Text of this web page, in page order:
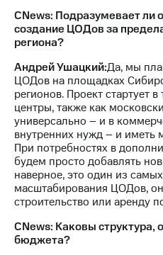
CNews: Подразумевает ли
создание ЦОДов за
региона?
Андрей Ушацкий:Да, мы
ЦОДов на площадках
регионов. Проект стартует
центры, также как
универсально – и в
внутренних нужд – и иметь
При потребностях в
будем просто добавлять
наверное, это один из
масштабирования ЦОДов,
строительство или аренду
CNews: Каковы
бюджета?